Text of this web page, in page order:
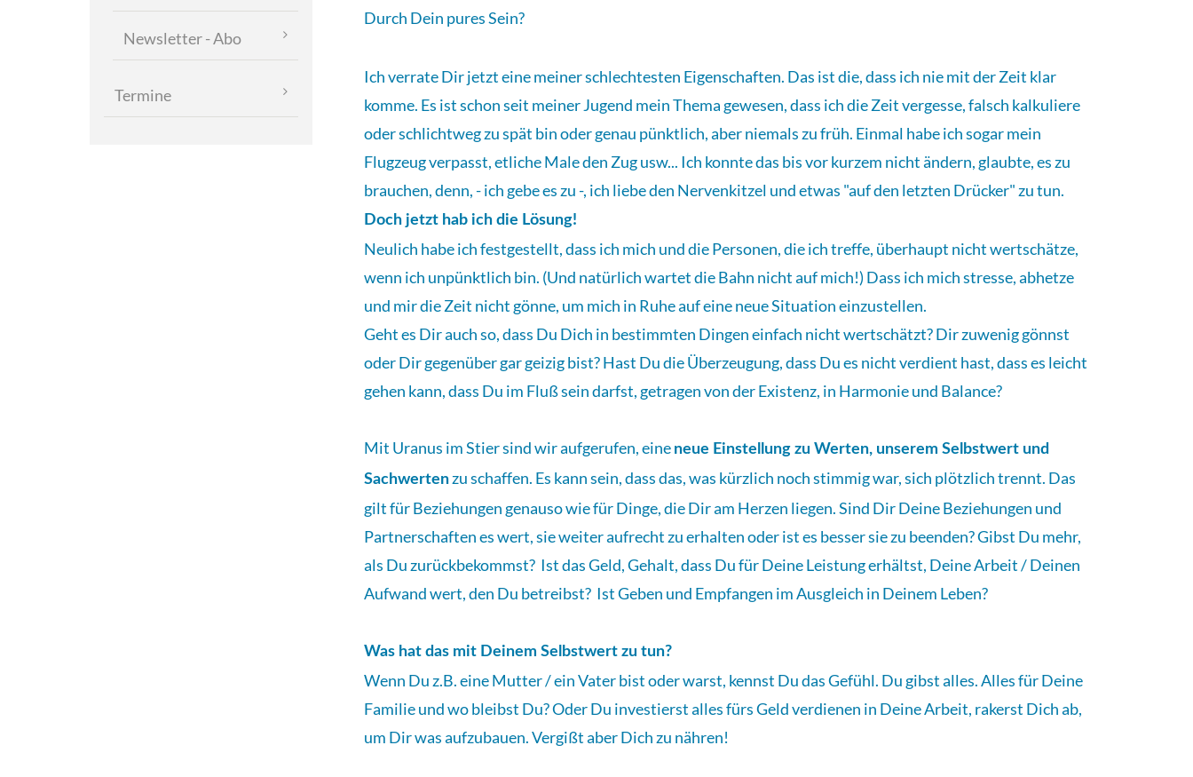
Über
mich
Kontakt
Durch Dein pures Sein?
Ich verrate Dir jetzt eine meiner schlechtesten Eigenschaften. Das ist die, dass ich nie mit der Zeit klar
komme. Es ist schon seit meiner Jugend mein Thema gewesen, dass ich die Zeit vergesse, falsch kalkuliere
oder schlichtweg zu spät bin oder genau pünktlich, aber niemals zu früh. Einmal habe ich sogar mein
Flugzeug verpasst, etliche Male den Zug usw... Ich konnte das bis vor kurzem nicht ändern, glaubte, es zu
brauchen, denn, - ich gebe es zu -, ich liebe den Nervenkitzel und etwas "auf den letzten Drücker" zu tun.
Doch jetzt hab ich die Lösung!
Neulich habe ich festgestellt, dass ich mich und die Personen, die ich treffe, überhaupt nicht wertschätze,
wenn ich unpünktlich bin. (Und natürlich wartet die Bahn nicht auf mich!) Dass ich mich stresse, abhetze
und mir die Zeit nicht gönne, um mich in Ruhe auf eine neue Situation einzustellen.
Geht es Dir auch so, dass Du Dich in bestimmten Dingen einfach nicht wertschätzt? Dir zuwenig gönnst
oder Dir gegenüber gar geizig bist? Hast Du die Überzeugung, dass Du es nicht verdient hast, dass es leicht
gehen kann, dass Du im Fluß sein darfst, getragen von der Existenz, in Harmonie und Balance?
Mit Uranus im Stier sind wir aufgerufen, eine neue Einstellung zu Werten, unserem Selbstwert und
Sachwertenzu schaffen. Es kann sein, dass das, was kürzlich noch stimmig war, sich plötzlich trennt. Das
gilt für Beziehungen genauso wie für Dinge, die Dir am Herzen liegen. Sind Dir Deine Beziehungen und
Partnerschaften es wert, sie weiter aufrecht zu erhalten oder ist es besser sie zu beenden? Gibst Du mehr,
als Du zurückbekommst? Ist das Geld, Gehalt, dass Du für Deine Leistung erhältst, Deine Arbeit / Deinen
Aufwand wert, den Du betreibst? Ist Geben und Empfangen im Ausgleich in Deinem Leben?
Was hat das mit Deinem Selbstwert zu tun?
Wenn Du z.B. eine Mutter / ein Vater bist oder warst, kennst Du das Gefühl. Du gibst alles. Alles für Deine
Familie und wo bleibst Du? Oder Du investierst alles fürs Geld verdienen in Deine Arbeit, rakerst Dich ab,
um Dir was aufzubauen. Vergißt aber Dich zu nähren!
Newsletter - Abo
Termine